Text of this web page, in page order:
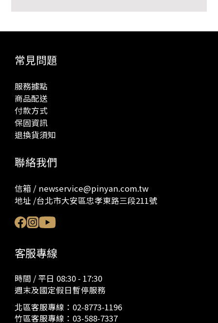
常見問題
服務據點
商品配送
付款方式
保固資訊
退換貨須知
聯絡我們
信箱 / newservice@pinyan.com.tw
地址 /台北市大安區忠孝東路三段211號
客服專線
時間 / 平日 08:30 - 17:30
週末及國定假日暫停服務
北區客服專線： 02-8773-1196
竹區客服專線： 03-588-7337